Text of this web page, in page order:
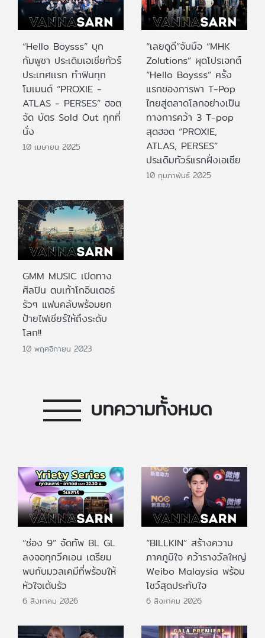
“Hello Boysss” บุก
กัมพูชา ประเดิมเอเชียทัวร์
ประเทศเเรก ทำฟินทุก
โมเมนต์ “PROXIE -
ATLAS - PERSES” ฮอต
จัด บัตร Sold Out ทุกที่
นั่ง
10 เมษายน 2025
“เลยดูดี”จับมือ “MHK
Zolutions” ผุดโปรเจกต์
“Hello Boysss” ครั้ง
แรกของการพา T-Pop
ไทยสู่ตลาดโลกอย่างเป็น
ทางการคว้า 3 T-pop
สุดฮอต “PROXIE,
ATLAS, PERSES”
ประเดิมทัวร์แรกฝั่งเอเชีย
10 กุมภาพันธ์ 2025
GMM MUSIC เปิดทาง
ศิลปิน ตบเท้าโกอินเตอร์
รัวๆ แฟนคลับพร้อมยก
ป้ายไฟเชียร์ให้ถึงระดับ
โลก!!
10 พฤศจิกายน 2023
บทความทั้งหมด
“ช่อง 9” จัดทัพ BL GL
ลงจอทุกวีคเอน เตรียม
พบกับมวลเคมีที่พร้อมให้
หัวใจเต้นรัว
6 สิงหาคม 2026
“BILLKIN” สร้างความ
ภาคภูมิใจ คว้ารางวัลใหญ่
Weibo Malaysia พร้อม
โชว์สุดประทับใจ
6 สิงหาคม 2026